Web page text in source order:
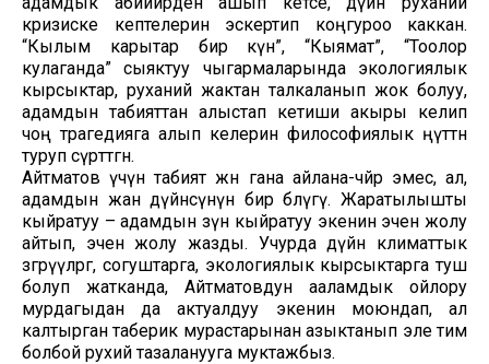
кризиске кептелерин эскертип коңгуроо каккан.
“Кылым карытар бир күн”, “Кыямат”, “Тоолор
кулаганда” сыяктуу чыгармаларында экологиялык
кырсыктар, руханий жактан талкаланып жок болуу,
адамдын табияттан алыстап кетиши акыры келип
чоң трагедияга алып келерин философиялык өңүттөн
туруп сүрөттөгөн.
Айтматов үчүн табият жөн гана айлана-чөйрө эмес, ал,
адамдын жан дүйнөсүнүн бир бөлүгү. Жаратылышты
кыйратуу – адамдын өзүн кыйратуу экенин эчен жолу
айтып, эчен жолу жазды. Учурда дүйнө климаттык
өзгөрүүлөргө, согуштарга, экологиялык кырсыктарга туш
болуп жатканда, Айтматовдун ааламдык ойлору
мурдагыдан да актуалдуу экенин моюндап, ал
калтырган таберик мурастарынан азыктанып эле тим
болбой рухий тазаланууга муктажбыз.